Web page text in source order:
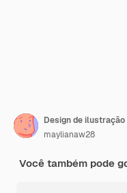
Design de
maylianaw28
Você também pode